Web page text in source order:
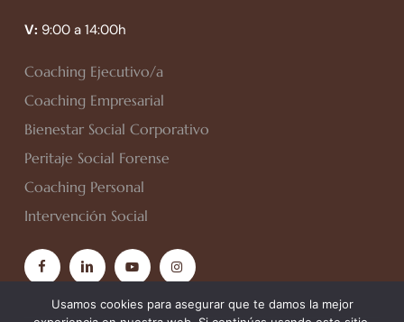
V: 9:00 a 14:00h
Coaching Ejecutivo/a
Coaching Empresarial
Bienestar Social Corporativo
Peritaje Social Forense
Coaching Personal
Intervención Social
facebooklinkedinyoutubeinstagram
Usamos cookies para asegurar que te damos la mejor